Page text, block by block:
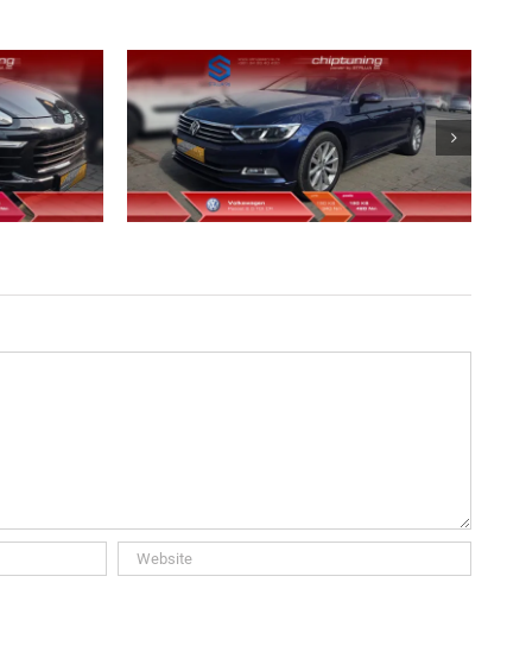
Volkswagen Passat 2.0 TDI CR
Chiptuning